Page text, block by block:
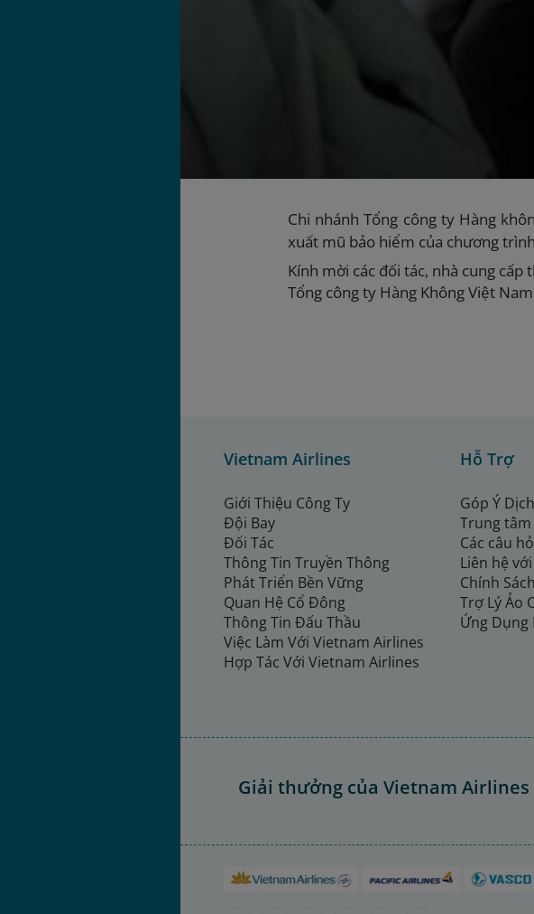
Chi nhánh Tổng công ty Hàng
xuất mũ bảo hiểm của chương
Kính mời các đối tác, nhà cung
Tổng công ty Hàng Không Việt
Vietnam Airlines
Giới Thiệu Công Ty
Đội Bay
Đối Tác
Thông Tin Truyền Thông
Phát Triển Bền Vững
Quan Hệ Cổ Đông
Thông Tin Đấu Thầu
Việc Làm Với Vietnam Airlines
Hợp Tác Với Vietnam Airlines
Hỗ Trợ
Góp Ý
Trung
Các câu
Liên hệ
Chính
Trợ Lý Ảo
Ứng
Giải thưởng của Vietnam Airlines